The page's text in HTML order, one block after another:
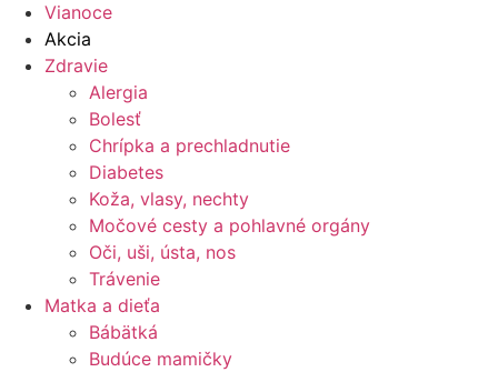
Vianoce
Akcia
Zdravie
Alergia
Bolesť
Chrípka a prechladnutie
Diabetes
Koža, vlasy, nechty
Močové cesty a pohlavné orgány
Oči, uši, ústa, nos
Trávenie
Matka a dieťa
Bábätká
Budúce mamičky